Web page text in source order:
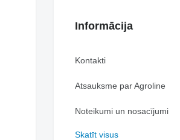
Informācija
Kontakti
Atsauksme par Agroline
Noteikumi un nosacījumi
Skatīt visus